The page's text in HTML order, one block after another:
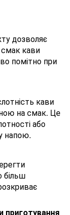
дозволяє
смак кави
помітно при
кави
на смак. Це
або
напою.
більш
приготування